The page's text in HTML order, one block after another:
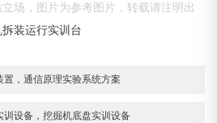
场，图片为参考图片，转载请注明出
装运行实训台
置，通信原理实验系统方案
训设备，挖掘机底盘实训设备